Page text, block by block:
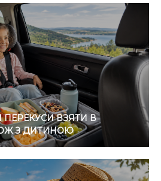
ПЕРЕКУСИ ВЗЯТИ В
З ДИТИНОЮ